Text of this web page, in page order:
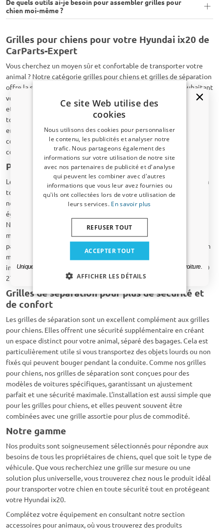
De quels outils ai-je besoin pour assembler grilles pour
chien moi-même ?
Grilles pour chiens pour votre Hyundai ix20 de
CarParts-Expert
Vous cherchez un moyen sûr et confortable de transporter votre
animal ? Notre catégorie grilles pour chiens et grilles de séparation
offre la solution idéale pour tout propriétaire de voiture souhaitant
voyager en toute sécurité avec son animal. Les grilles pour chiens
et les grilles de séparation sont des accessoires essentiels pour
tout véhicule transportant des animaux. Elles créent un
environnement sûr pour votre compagnon tout en protégeant le
conducteur et les passagers contre le chargement libre dans le
coffre.
Pourquoi choisir nos grilles pour chiens
Les grilles pour chiens sont conçues pour maintenir votre chien en
toute sécurité dans le coffre de votre Hyundai ix20. Cela assure
non seulement le confort de votre animal, mais augmente
également la sécurité pour lui et pour les occupants du véhicule.
Notre gamme de grilles, spécialement conçues pour différents
modèles de voitures, vous garantit de trouver un produit
parfaitement adapté à votre Hyundai ix20. Elles sont fabriquées en
métal robuste avec un revêtement de haute qualité, faciles à
installer sans perçage et conçues selon les normes ISO 27955 / ISO
27956, testées en sécurité conformément à la norme ECE R17.
Grilles de séparation pour plus de sécurité et
de confort
Les grilles de séparation sont un excellent complément aux grilles
pour chiens. Elles offrent une sécurité supplémentaire en créant
un espace distinct pour votre animal, séparé des bagages. Cela est
particulièrement utile si vous transportez des objets lourds ou non
fixés qui peuvent bouger pendant la conduite. Comme nos grilles
pour chiens, nos grilles de séparation sont conçues pour des
modèles de voitures spécifiques, garantissant un ajustement
parfait et une sécurité maximale. L’installation est aussi simple que
pour les grilles pour chiens, et elles peuvent souvent être
combinées avec une grille assortie pour plus de commodité.
Notre gamme
Nos produits sont soigneusement sélectionnés pour répondre aux
besoins de tous les propriétaires de chiens, quel que soit le type de
véhicule. Que vous recherchiez une grille sur mesure ou une
solution plus universelle, vous trouverez chez nous le produit idéal
pour transporter votre chien en toute sécurité tout en protégeant
votre Hyundai ix20.
Complétez votre équipement en consultant notre section
accessoires pour animaux, où vous trouverez des produits
Un code de réduction de 5 % ?
Inscrivez-vous dès maintenant à notre
newsletter et profitez-en ! Votre code promo est
valable 3 jours.
Uniquement des mises à jour et des offres pertinentes pour votre voiture.
Ce site Web utilise des
cookies
Nous utilisons des cookies pour personnaliser
le contenu, les publicités et analyser notre
trafic. Nous partageons également des
informations sur votre utilisation de notre site
avec nos partenaires de publicité et d'analyse
qui peuvent les combiner avec d'autres
informations que vous leur avez fournies ou
qu'ils ont collectées lors de votre utilisation de
leurs services. En savoir plus
ACCEPTER TOUT
REFUSER TOUT
AFFICHER LES DÉTAILS